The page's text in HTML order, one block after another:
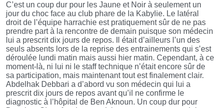
C’est un coup dur pour les Jaune et Noir à seulement un
jour du choc face au club phare de la Kabylie. Le latéral
droit de l’équipe harrachie est pratiquement sûr de ne pas
prendre part à la rencontre de demain puisque son médecin
lui a prescrit dix jours de repos. Il était d’ailleurs l’un des
seuls absents lors de la reprise des entrainements qui s’est
déroulée lundi matin mais aussi hier matin. Cependant, à ce
moment-là, ni lui ni le staff technique n’était encore sûr de
sa participation, mais maintenant tout est finalement clair.
Abdelhak Debbari a d’abord vu son médecin qui lui a
prescrit dix jours de repos avant qu’il ne confirme le
diagnostic à l’hôpital de Ben Aknoun. Un coup dur pour